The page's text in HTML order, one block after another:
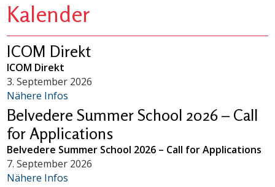
Kalender
ICOM Direkt
ICOM Direkt
3. September 2026
Nähere Infos
Belvedere Summer School 2026 – Call
for Applications
Belvedere Summer School 2026 – Call for Applications
7. September 2026
Nähere Infos